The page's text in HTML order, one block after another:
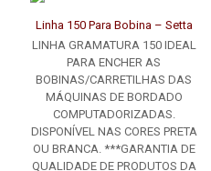
Linha 150 Para Bobina – Setta
LINHA GRAMATURA 150 IDEAL
PARA ENCHER AS
BOBINAS/CARRETILHAS DAS
MÁQUINAS DE BORDADO
COMPUTADORIZADAS.
DISPONÍVEL NAS CORES PRETA
OU BRANCA. ***GARANTIA DE
QUALIDADE DE PRODUTOS DA